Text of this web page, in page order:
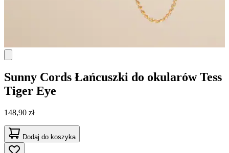
Sunny Cords Łańcuszki do okularów Tess
Tiger Eye
148,90 zł
Dodaj do koszyka